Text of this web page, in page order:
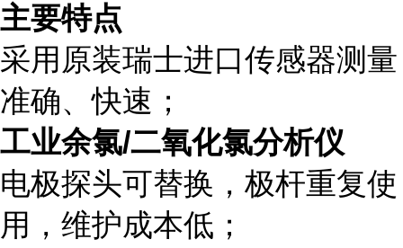
主要特点
采用原装瑞士进口传感器测量
准确、快速；
工业余氯/二氧化氯分析仪
电极探头可替换，极杆重复使
用，维护成本低；